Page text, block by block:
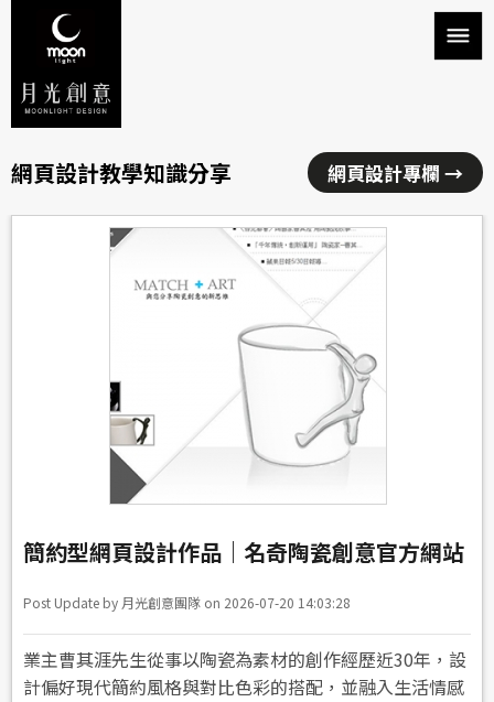
網頁設計教學知識分享 網頁設計專欄 →
簡約型網頁設計作品｜名奇陶瓷創意官方網站
Post Update by 月光創意團隊 on 2026-07-20 14:03:28
業主曹其涯先生從事以陶瓷為素材的創作經歷近30年，設
計偏好現代簡約風格與對比色彩的搭配，並融入生活情感